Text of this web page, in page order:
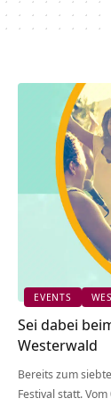
EVENTS
Sei dabei
Westerwald
Bereits zum
Festival statt.